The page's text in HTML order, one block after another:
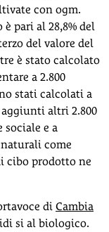
con ogm.
pari al 28,8% del
del valore del
è stato calcolato
a 2.800
stati calcolati a
altri 2.800
sociale e a
come
cibo prodotto ne
di Cambia
si al biologico.